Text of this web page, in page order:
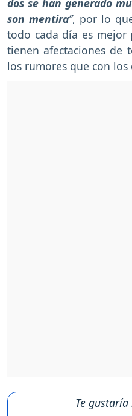
son mentira”, por lo
todo cada día es mejor
tienen afectaciones de
los rumores que con
Te